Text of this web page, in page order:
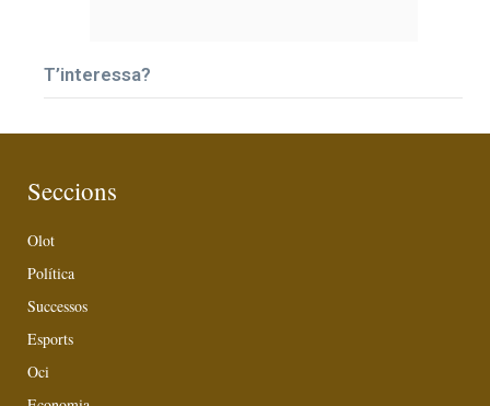
T’interessa?
Seccions
Olot
Política
Successos
Esports
Oci